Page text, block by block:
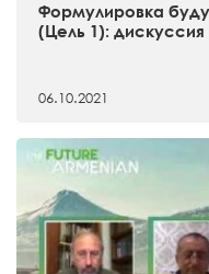
Формулировка
(Цель 1): дискуссия
06.10.2021